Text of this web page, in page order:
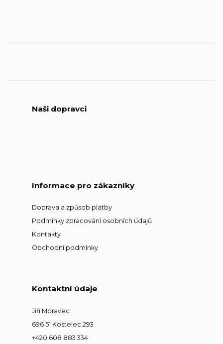
Naši dopravci
Informace pro zákazníky
Doprava a způsob platby
Podmínky zpracování osobních údajů
Kontakty
Obchodní podmínky
Kontaktní údaje
Jiří Moravec
696 51 Kostelec 293
+420 608 883 334